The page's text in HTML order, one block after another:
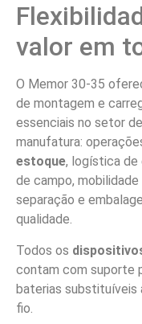
valor em
O Memor 30-35
de montagem e
essenciais no setor
manufatura:
estoque, logística de
de campo,
separação e
qualidade.
Todos os
contam com suporte
baterias substituíveis
fio.